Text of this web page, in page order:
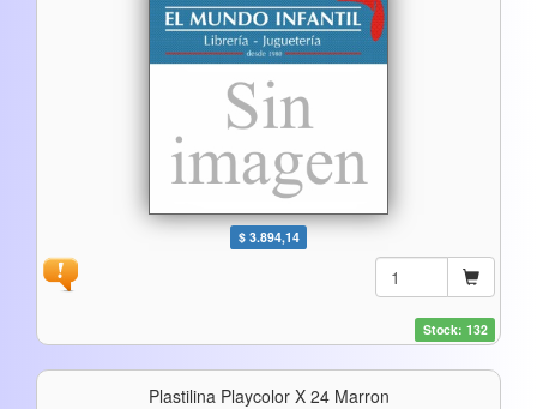
$ 3.894,14
Stock: 132
Plastilina Playcolor X 24 Marron